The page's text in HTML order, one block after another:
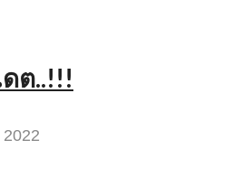
ดต..!!!